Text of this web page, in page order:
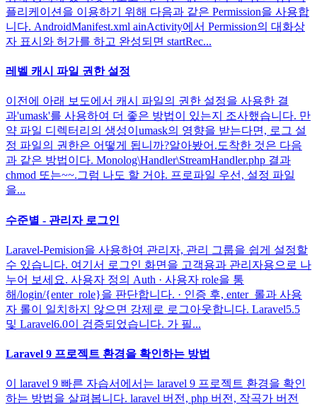
플리케이션을 이용하기 위해 다음과 같은 Permission을 사용합
니다. AndroidManifest.xml ainActivity에서 Permission의 대화상
자 표시와 허가를 하고 완성되면 startRec...
레벨 캐시 파일 권한 설정
이전에 아래 보도에서 캐시 파일의 권한 설정을 사용한 결
과'umask'를 사용하여 더 좋은 방법이 있는지 조사했습니다. 만
약 파일 디렉터리의 생성이umask의 영향을 받는다면, 로그 설
정 파일의 권한은 어떻게 됩니까?알아봤어.도착한 것은 다음
과 같은 방법이다. Monolog\Handler\StreamHandler.php 결과
chmod 또는~~.그럼 나도 할 거야. 프로파일 우선, 설정 파일
을...
수준별 - 관리자 로그인
Laravel-Pemision을 사용하여 관리자, 관리 그룹을 쉽게 설정할
수 있습니다. 여기서 로그인 화면을 고객용과 관리자용으로 나
누어 보세요. 사용자 정의 Auth · 사용자 role을 통
해/login/{enter_role}을 판단합니다. · 인증 후, enter_롤과 사용
자 롤이 일치하지 않으면 강제로 로그아웃합니다. Laravel5.5
및 Laravel6.0이 검증되었습니다. 가 필...
Laravel 9 프로젝트 환경을 확인하는 방법
이 laravel 9 빠른 자습서에서는 laravel 9 프로젝트 환경을 확인
하는 방법을 살펴봅니다. laravel 버전, php 버전, 작곡가 버전